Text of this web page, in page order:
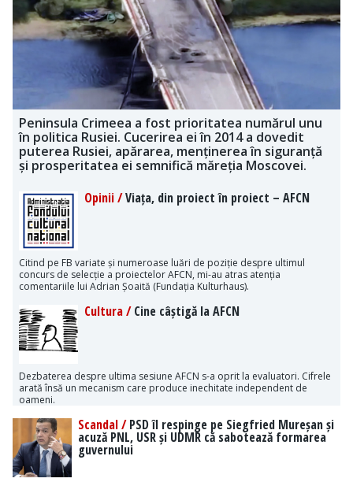
Peninsula Crimeea a fost prioritatea numărul unu
în politica Rusiei. Cucerirea ei în 2014 a dovedit
puterea Rusiei, apărarea, menținerea în siguranță
și prosperitatea ei semnifică măreția Moscovei.
Opinii /Viața, din proiect în proiect – AFCN
Citind pe FB variate și numeroase luări de poziție despre ultimul
concurs de selecție a proiectelor AFCN, mi-au atras atenția
comentariile lui Adrian Șoaită (Fundația Kulturhaus).
Cultura /Cine câștigă la AFCN
Dezbaterea despre ultima sesiune AFCN s-a oprit la evaluatori. Cifrele
arată însă un mecanism care produce inechitate independent de
oameni.
Scandal /PSD îl respinge pe Siegfried Mureșan și
acuză PNL, USR și UDMR că sabotează formarea
guvernului